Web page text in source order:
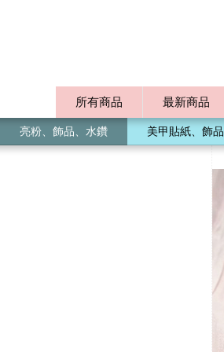
所有商品 最新商品
亮粉、飾品、水鑽 美甲貼紙、飾品